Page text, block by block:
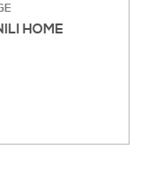
HOME